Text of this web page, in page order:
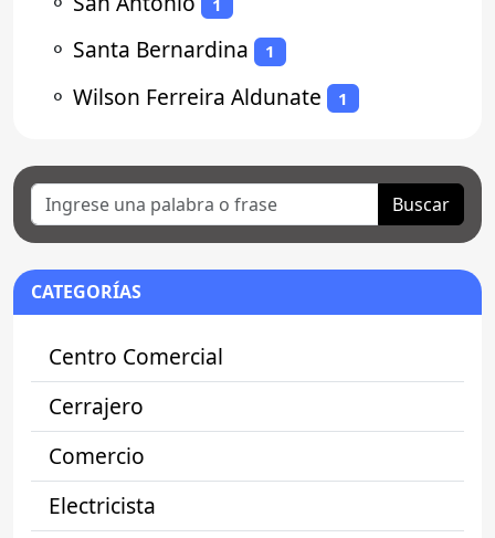
1
⚬ Santa Bernardina 1
⚬ Wilson Ferreira Aldunate 1
Buscar
CATEGORÍAS
Centro Comercial
Cerrajero
Comercio
Electricista